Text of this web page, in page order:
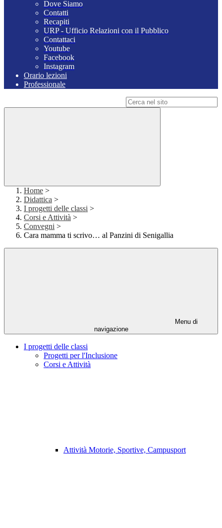
Dove Siamo
Contatti
Recapiti
URP - Ufficio Relazioni con il Pubblico
Contattaci
Youtube
Facebook
Instagram
Orario lezioni
Professionale
Home >
Didattica >
I progetti delle classi >
Corsi e Attività >
Convegni >
Cara mamma ti scrivo… al Panzini di Senigallia
Menu di
navigazione
I progetti delle classi
Progetti per l'Inclusione
Corsi e Attività
Attività Motorie, Sportive, Campusport